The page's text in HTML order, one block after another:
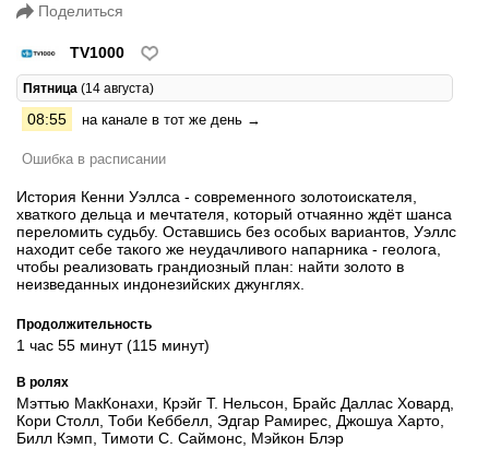
Поделиться
TV1000
Пятница (14 августа)
08:55 на канале в тот же день →
Ошибка в расписании
История Кенни Уэллса - современного золотоискателя,
хваткого дельца и мечтателя, который отчаянно ждёт шанса
переломить судьбу. Оставшись без особых вариантов, Уэллс
находит себе такого же неудачливого напарника - геолога,
чтобы реализовать грандиозный план: найти золото в
неизведанных индонезийских джунглях.
Продолжительность
1 час 55 минут (115 минут)
В ролях
Мэттью МакКонахи, Крэйг Т. Нельсон, Брайс Даллас Ховард,
Кори Столл, Тоби Кеббелл, Эдгар Рамирес, Джошуа Харто,
Билл Кэмп, Тимоти С. Саймонс, Мэйкон Блэр